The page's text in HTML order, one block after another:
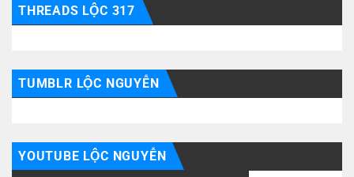
THREADS LỘC 317
TUMBLR LỘC NGUYỄN
YOUTUBE LỘC NGUYỄN